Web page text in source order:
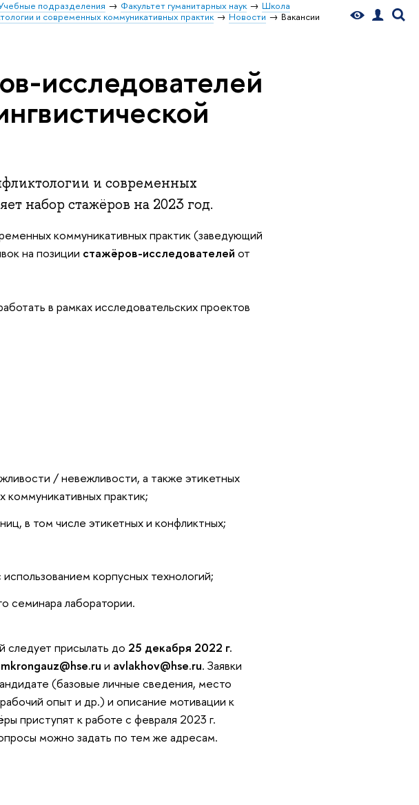
подразделения Факультет гуманитарных наук
Школа
и современных коммуникативных практик Новости
Вакансии
исследователей
и современных
набор стажёров на 2023 год.
коммуникативных практик (заведующий
на позиции стажёров-исследователей от
в рамках исследовательских проектов
/ невежливости, а также этикетных
коммуникативных практик;
в том числе этикетных и конфликтных;
корпусных технологий;
семинара лаборатории.
следует присылать до 25 декабря 2022 г.
mkrongauz@hse.ru и avlakhov@hse.ru. Заявки
(базовые личные сведения, место
опыт и др.) и описание мотивации к
приступят к работе с февраля 2023 г.
можно задать по тем же адресам.